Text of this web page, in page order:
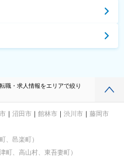
職・求人情報をエリアで絞り
沼田市 館林市 渋川市
藤岡市
、邑楽町）
町、高山村、東吾妻町）